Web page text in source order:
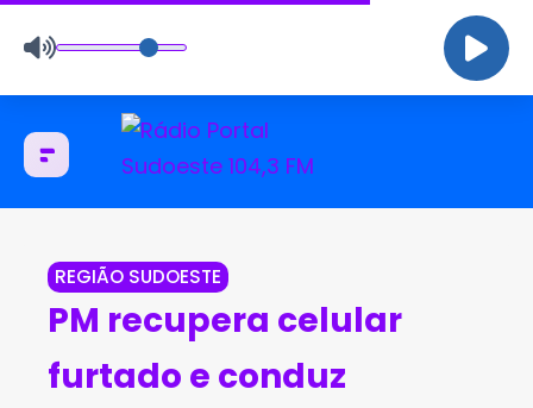
REGIÃO SUDOESTE
PM recupera celular
furtado e conduz